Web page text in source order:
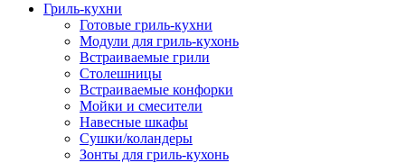
Гриль-кухни
Готовые гриль-кухни
Модули для гриль-кухонь
Встраиваемые грили
Столешницы
Встраиваемые конфорки
Мойки и смесители
Навесные шкафы
Сушки/коландеры
Зонты для гриль-кухонь